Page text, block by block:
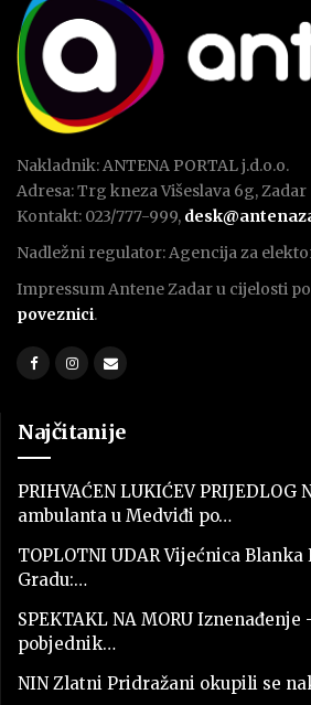
Nakladnik: ANTENA PORTAL j.d.o.o.
Adresa: Trg kneza Višeslava 6g, Zadar
Kontakt: 023/777-999,
Nadležni regulator: Agencija za
Impressum Antene Zadar u cijelosti
poveznici.
Najčitanije
PRIHVAĆEN LUKIĆEV PRIJEDLOG
ambulanta u Medviđi po…
TOPLOTNI UDAR Vijećnica
Gradu:…
SPEKTAKL NA MORU Iznenađenje
pobjednik…
NIN Zlatni Pridražani okupili se